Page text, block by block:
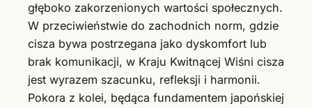
głęboko zakorzenionych wartości społecznych.
W przeciwieństwie do zachodnich norm, gdzie
cisza bywa postrzegana jako dyskomfort lub
brak komunikacji, w Kraju Kwitnącej Wiśni cisza
jest wyrazem szacunku, refleksji i harmonii.
Pokora z kolei, będąca fundamentem japońskiej